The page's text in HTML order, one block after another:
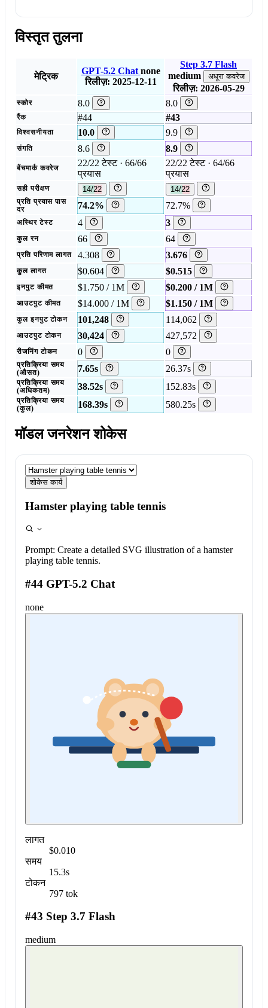
विस्तृत तुलना
मेट्रिक
GPT-5.2 Chat none
रिलीज़: 2025-12-11
Step 3.7 Flash
medium
अधूरा कवरेज
रिलीज़: 2026-05-29
स्कोर 8.0 8.0
रैंक #44 #43
विश्वसनीयता 10.0 9.9
संगति 8.6 8.9
बेंचमार्क कवरेज
22/22 टेस्ट · 66/66
प्रयास
22/22 टेस्ट · 64/66
प्रयास
सही परीक्षण 14/22 14/22
प्रति प्रयास पास
दर
74.2% 72.7%
अस्थिर टेस्ट 4 3
कुल रन 66 64
प्रति परिणाम लागत 4.308 3.676
कुल लागत $0.604 $0.515
इनपुट कीमत $1.750 / 1M $0.200 / 1M
आउटपुट कीमत $14.000 / 1M $1.150 / 1M
कुल इनपुट टोकन 101,248 114,062
आउटपुट टोकन 30,424 427,572
रीजनिंग टोकन 0 0
प्रतिक्रिया समय
(औसत)
7.65s 26.37s
प्रतिक्रिया समय
(अधिकतम)
38.52s 152.83s
प्रतिक्रिया समय
(कुल)
168.39s 580.25s
मॉडल जनरेशन शोकेस
शोकेस कार्य
Hamster playing table tennis
Prompt: Create a detailed SVG illustration of a hamster
playing table tennis.
#44 GPT-5.2 Chat
none
लागत
$0.010
समय
15.3s
टोकन
797 tok
#43 Step 3.7 Flash
medium